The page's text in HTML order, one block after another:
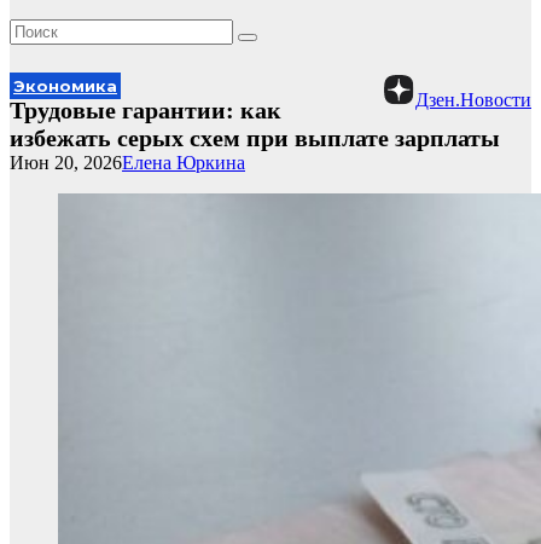
Дзен.Новости
Экономика
Трудовые гарантии: как
избежать серых схем при выплате зарплаты
Елена Юркина
Июн 20, 2026